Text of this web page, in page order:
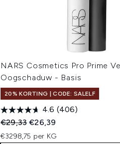
NARS Cosmetics Pro Prime
Oogschaduw - Basis
20% KORTING | CODE: SALELF
4.6 (406)
Recommended Retail Price:
€29,33Huidige prijs:
€26,39
€3298,75 per KG